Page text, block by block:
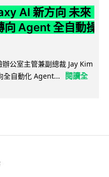
AI 新方向 未來
向 Agent 全自動操
公室主管兼副總裁 Jay Kim
全自動化 Agent...
閱讀全